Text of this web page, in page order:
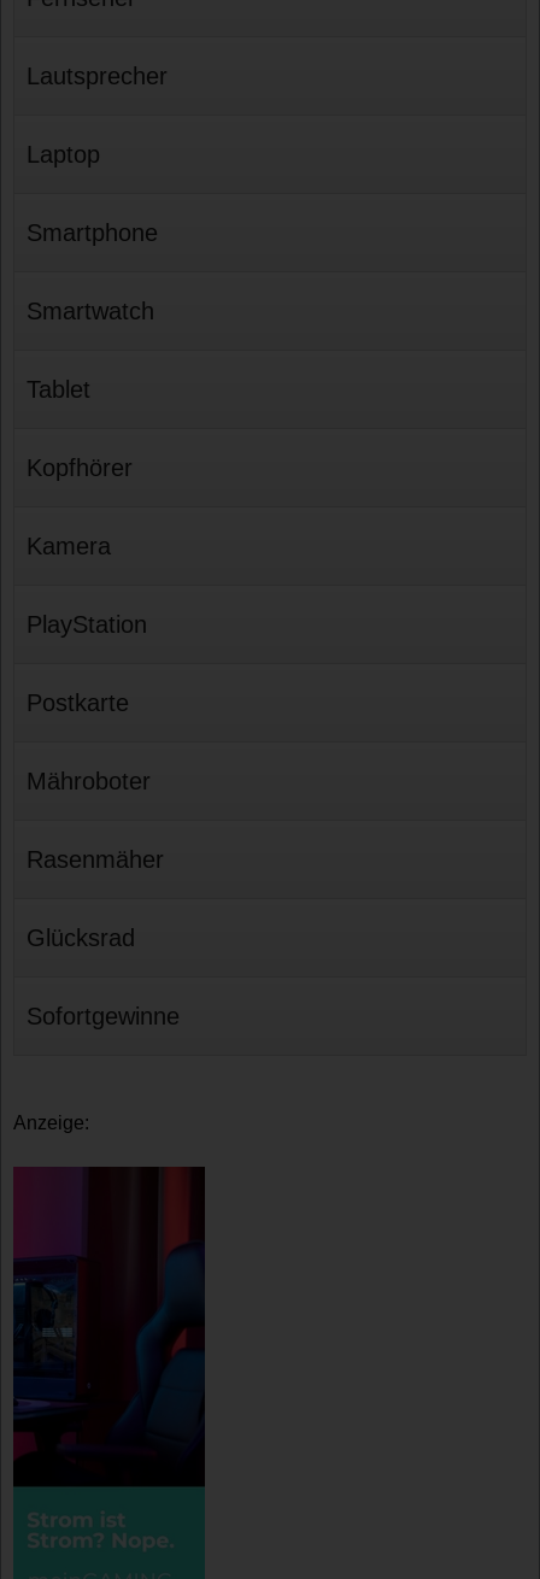
Lautsprecher
Laptop
Smartphone
Smartwatch
Tablet
Kopfhörer
Kamera
PlayStation
Postkarte
Mähroboter
Rasenmäher
Glücksrad
Sofortgewinne
Anzeige: